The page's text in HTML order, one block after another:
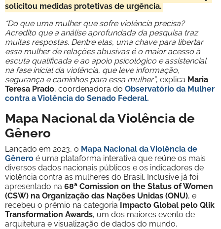
solicitou medidas protetivas de urgência.
“Do que uma mulher que sofre violência precisa?
Acredito que a análise aprofundada da pesquisa traz
muitas respostas. Dentre elas, uma chave para libertar
essa mulher de relações abusivas é o maior acesso à
escuta qualificada e ao apoio psicológico e assistencial
na fase inicial da violência, que leve informação,
segurança e caminhos para essa mulher”, explica Maria
Teresa Prado, coordenadora do Observatório da Mulher
contra a Violência do Senado Federal.
Mapa Nacional da Violência de
Gênero
Lançado em 2023, o Mapa Nacional da Violência de
Gênero é uma plataforma interativa que reúne os mais
diversos dados nacionais públicos e os indicadores de
violência contra as mulheres do Brasil. Inclusive já foi
apresentado na 68ª Comission on the Status of Women
(CSW) na Organização das Nações Unidas (ONU), e
recebeu o prêmio na categoria Impacto Global pelo Qlik
Transformation Awards, um dos maiores evento de
arquitetura e visualização de dados do mundo.